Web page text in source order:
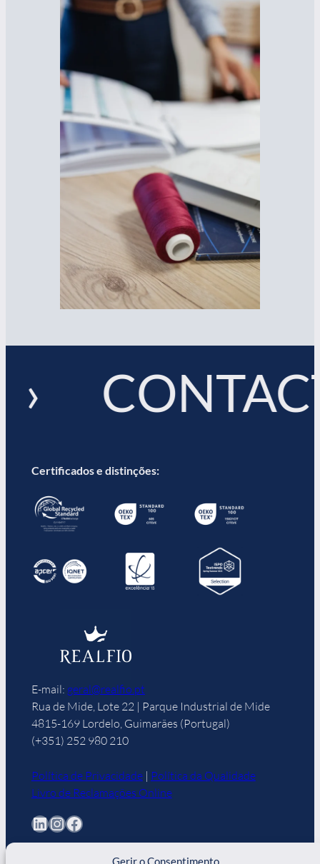
Gerir o Consentimento
›
Certificados e distinções:
E-mail: geral@realfio.pt
Rua de Mide, Lote 22 | Parque Industrial de Mide
4815-169 Lordelo, Guimarães (Portugal)
(+351) 252 980 210
Política de Privacidade| Política da Qualidade
Livro de Reclamações Online
LinkedIn
Instagram
Facebook